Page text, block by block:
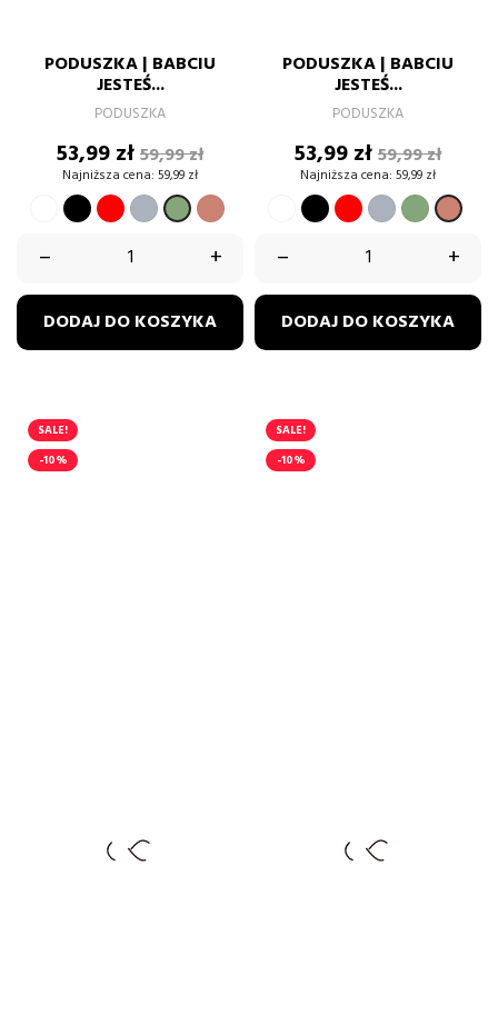
PODUSZKA | BABCIU
JESTEŚ...
PODUSZKA
Cena
53,99 złCena
podstawowa
59,99 zł
Najniższa cena: 59,99 zł
BIAŁYCZARNYCZERWONY
SZARYZIELONYBRUDNY
– +
DODAJ DO KOSZYKA
PODUSZKA | BABCIU
JESTEŚ...
PODUSZKA
Cena
53,99 złCena
59,99 zł
Najniższa cena: 59,99 zł
BIAŁYCZARNYCZERWONY
SZARYZIELONY
– +
DODAJ DO KOSZYKA
SALE!
-10%
SALE!
-10%